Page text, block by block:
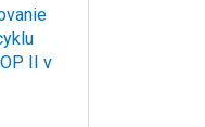
II v